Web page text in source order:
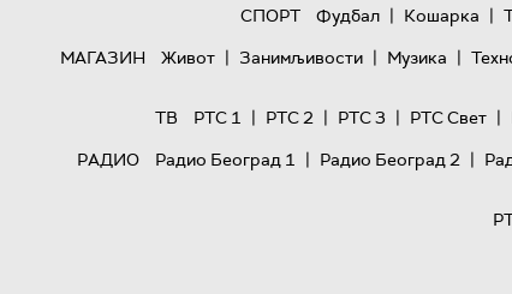
СПОРТ
Фудбал | Кошарка |
МАГАЗИН
Живот | Занимљивости | Музика |
ТВ
РТС 1 | РТС 2 | РТС 3 | РТС Свет |
РАДИО
Радио Београд 1 | Радио Београд 2 |